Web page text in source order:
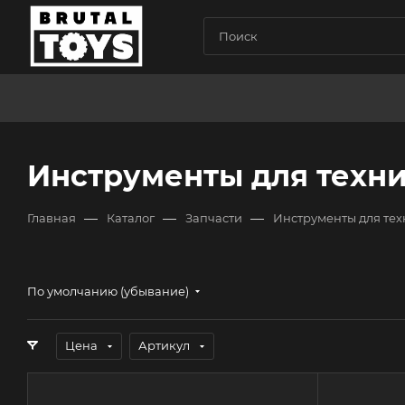
Инструменты для
Главная — Каталог — Запчасти — Инструменты для
По умолчанию (убывание)
Цена Артикул